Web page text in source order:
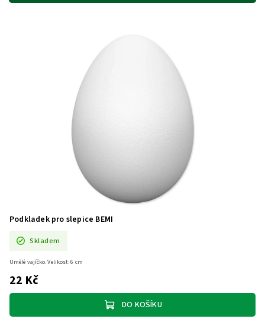
Abecedně
Podkladek pro slepice BEMI
Skladem
22 Kč
DO KOŠÍKU
Umělé vajíčko. Velikost: 6 cm